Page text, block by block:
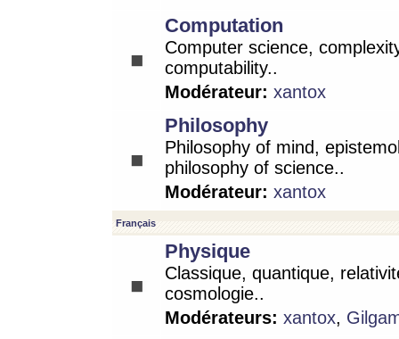
Computation
Computer science,
computability..
Modérateur: xantox
Philosophy
Philosophy of mind,
philosophy of science..
Modérateur: xantox
Français
Physique
Classique, quantique,
cosmologie..
Modérateurs: xantox,